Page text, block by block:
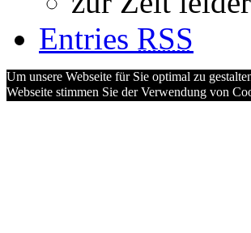
Entries RSS
Um unsere Webseite für Sie optimal zu
Webseite stimmen Sie der Verwendung von